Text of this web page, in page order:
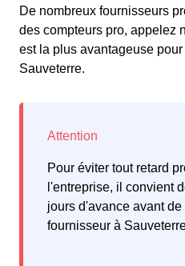
De nombreux fournisseurs
des compteurs pro, appelez
est la plus avantageuse
Sauveterre.
Pour éviter tout retard
l'entreprise, il convient
jours d'avance avant
fournisseur à